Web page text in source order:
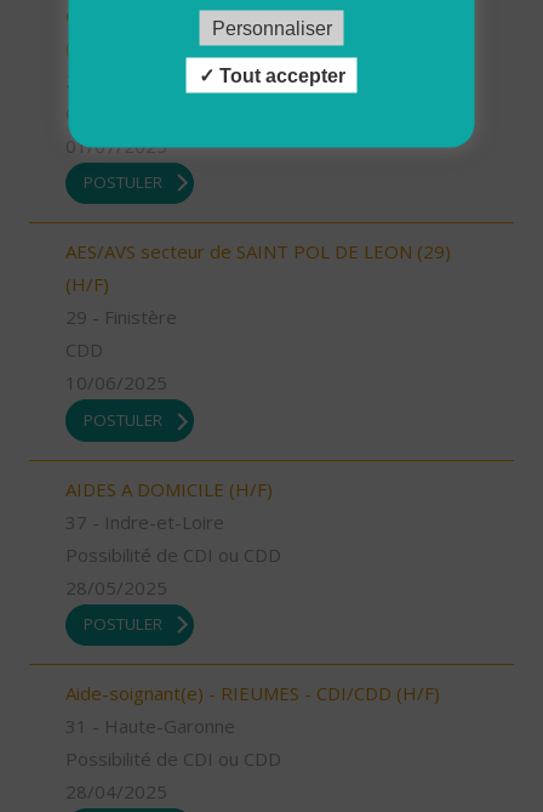
et Social à domicile - Secteur de Guipavas - CDI
(H/F)
01/07/2025
POSTULER
AES/AVS secteur de SAINT POL DE LEON (29)
(H/F)
29 - Finistère
CDD
10/06/2025
POSTULER
AIDES A DOMICILE (H/F)
37 - Indre-et-Loire
Possibilité de CDI ou CDD
28/05/2025
POSTULER
Aide-soignant(e) - RIEUMES - CDI/CDD (H/F)
31 - Haute-Garonne
Possibilité de CDI ou CDD
28/04/2025
Personnaliser
Tout accepter